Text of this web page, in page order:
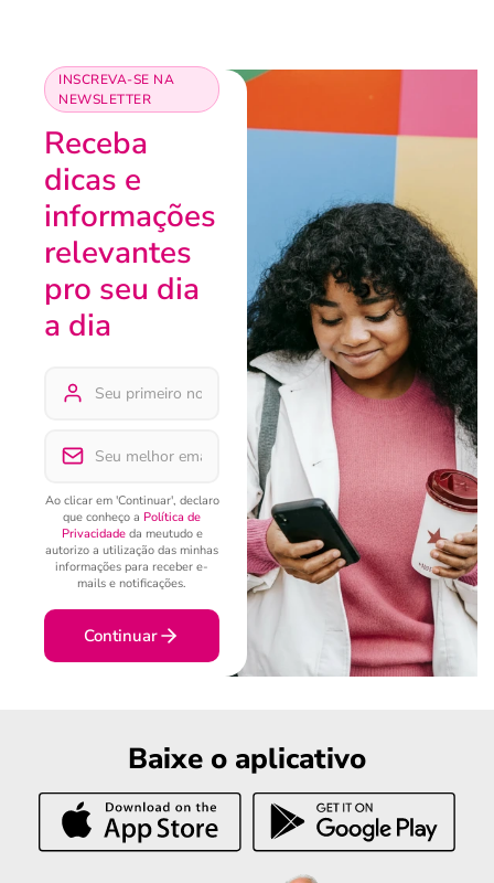
INSCREVA-SE NA
NEWSLETTER
Receba
dicas e
informações
relevantes
pro seu dia
a dia
Ao clicar em 'Continuar', declaro
que conheço a Política de
Privacidadeda meutudo e
autorizo a utilização das minhas
informações para receber e-
mails e notificações.
Continuar
Baixe o aplicativo